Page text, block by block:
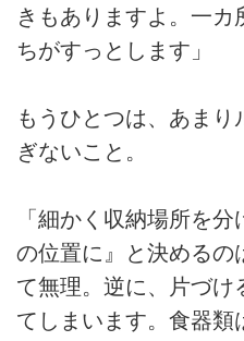
きもありますよ。一
ちがすっとします」
もうひとつは、あま
ぎないこと。
「細かく収納場所を
の位置に』と決めるの
て無理。逆に、片づけ
てしまいます。食器類